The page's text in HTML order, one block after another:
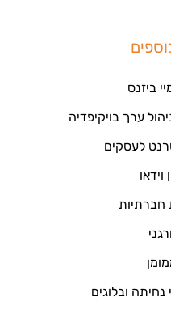
ביזנס
ערך בויקיפדיה
לעסקים
וידאו
חברתיות
ובלוגים